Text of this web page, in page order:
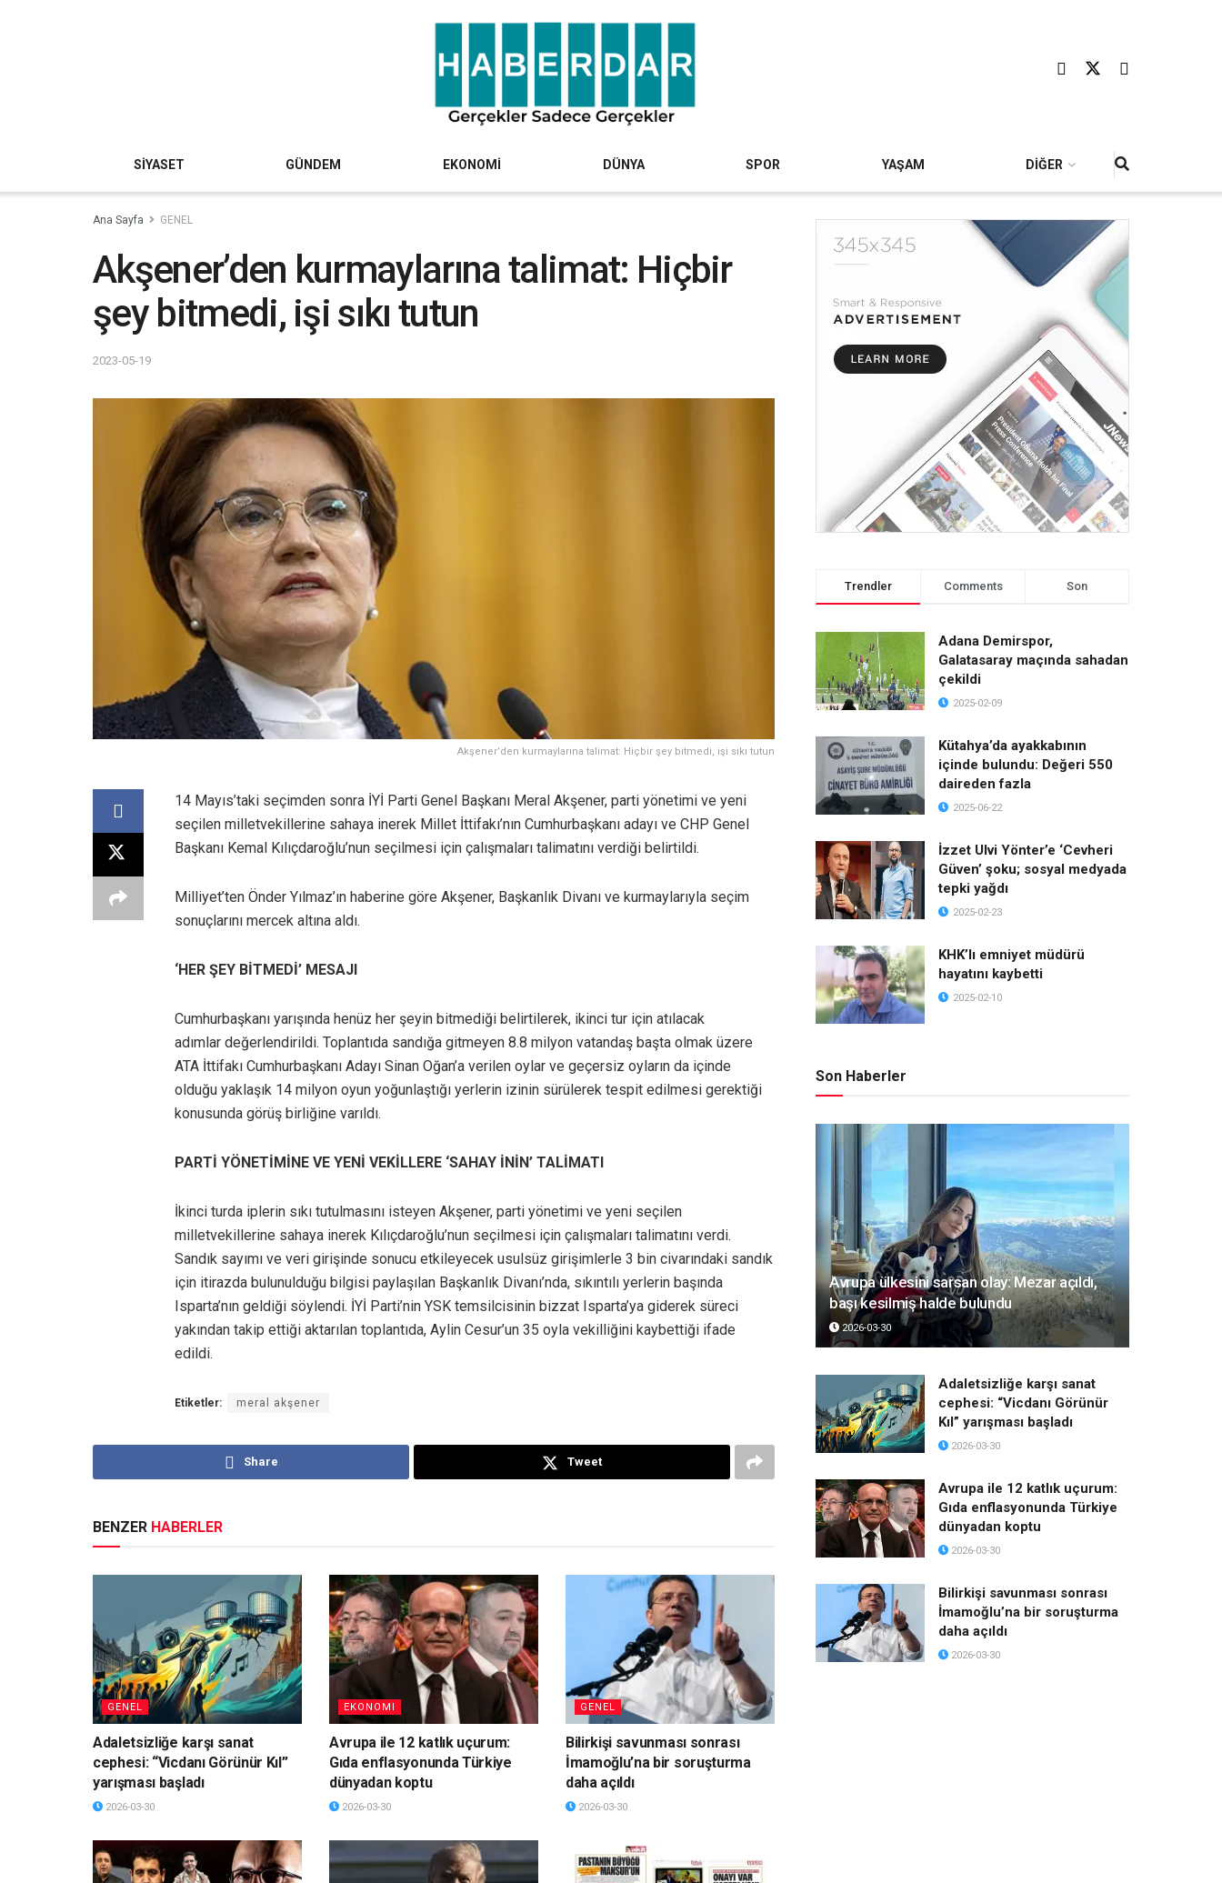
SİYASET GÜNDEM EKONOMİ DÜNYA SPOR YAŞAM DİĞER
Ana Sayfa GENEL
Akşener’den kurmaylarına talimat: Hiçbir
şey bitmedi, işi sıkı tutun
2023-05-19
Akşener’den kurmaylarına talimat: Hiçbir şey bitmedi, işi sıkı tutun
14 Mayıs’taki seçimden sonra İYİ Parti Genel Başkanı Meral Akşener, parti yönetimi ve yeni
seçilen milletvekillerine sahaya inerek Millet İttifakı’nın Cumhurbaşkanı adayı ve CHP Genel
Başkanı Kemal Kılıçdaroğlu’nun seçilmesi için çalışmaları talimatını verdiği belirtildi.
Milliyet’ten Önder Yılmaz’ın haberine göre Akşener, Başkanlık Divanı ve kurmaylarıyla seçim
sonuçlarını mercek altına aldı.
‘HER ŞEY BİTMEDİ’ MESAJI
Cumhurbaşkanı yarışında henüz her şeyin bitmediği belirtilerek, ikinci tur için atılacak
adımlar değerlendirildi. Toplantıda sandığa gitmeyen 8.8 milyon vatandaş başta olmak üzere
ATA İttifakı Cumhurbaşkanı Adayı Sinan Oğan’a verilen oylar ve geçersiz oyların da içinde
olduğu yaklaşık 14 milyon oyun yoğunlaştığı yerlerin izinin sürülerek tespit edilmesi gerektiği
konusunda görüş birliğine varıldı.
PARTİ YÖNETİMİNE VE YENİ VEKİLLERE ‘SAHAY İNİN’ TALİMATI
İkinci turda iplerin sıkı tutulmasını isteyen Akşener, parti yönetimi ve yeni seçilen
milletvekillerine sahaya inerek Kılıçdaroğlu’nun seçilmesi için çalışmaları talimatını verdi.
Sandık sayımı ve veri girişinde sonucu etkileyecek usulsüz girişimlerle 3 bin civarındaki sandık
için itirazda bulunulduğu bilgisi paylaşılan Başkanlık Divanı’nda, sıkıntılı yerlerin başında
Isparta’nın geldiği söylendi. İYİ Parti’nin YSK temsilcisinin bizzat Isparta’ya giderek süreci
yakından takip ettiği aktarılan toplantıda, Aylin Cesur’un 35 oyla vekilliğini kaybettiği ifade
edildi.
Etiketler: meral akşener
Share Tweet
BENZER HABERLER
GENEL
Adaletsizliğe karşı sanat
cephesi: “Vicdanı Görünür Kıl”
yarışması başladı
2026-03-30
EKONOMI
Avrupa ile 12 katlık uçurum:
Gıda enflasyonunda Türkiye
dünyadan koptu
2026-03-30
GENEL
Bilirkişi savunması sonrası
İmamoğlu’na bir soruşturma
daha açıldı
2026-03-30
Trendler Comments Son
Adana Demirspor,
Galatasaray maçında sahadan
çekildi
2025-02-09
Kütahya’da ayakkabının
içinde bulundu: Değeri 550
daireden fazla
2025-06-22
İzzet Ulvi Yönter’e ‘Cevheri
Güven’ şoku; sosyal medyada
tepki yağdı
2025-02-23
KHK’lı emniyet müdürü
hayatını kaybetti
2025-02-10
Son Haberler
Avrupa ülkesini sarsan olay: Mezar açıldı,
başı kesilmiş halde bulundu
2026-03-30
Adaletsizliğe karşı sanat
cephesi: “Vicdanı Görünür
Kıl” yarışması başladı
2026-03-30
Avrupa ile 12 katlık uçurum:
Gıda enflasyonunda Türkiye
dünyadan koptu
2026-03-30
Bilirkişi savunması sonrası
İmamoğlu’na bir soruşturma
daha açıldı
2026-03-30